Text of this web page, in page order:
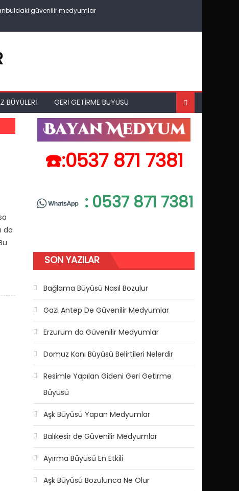
güvenilir medyumlar
BÜYÜLERI GERI GETIRME BÜYÜSÜ
da
☎️:0537 871 7381
: 0537 871 7381
SON YAZILAR
Bağlama Büyüsü Nasıl Bozulur
Gazi Antep De Güvenilir Medyumlar
Erzurum da Güvenilir Medyumlar
Domuz Kanı Büyüsü Belirtileri Nelerdir
Resimle Yapılan Gideni Geri Getirme
Büyüsü
Aşk Büyüsü Yapan Medyumlar
Balıkesir de Güvenilir Medyumlar
Ayırma Büyüsü En Etkili
Aşk Büyüsü Bozulunca Ne Olur